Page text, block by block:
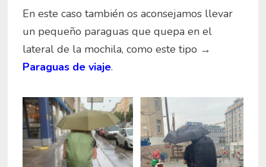
En este caso también os aconsejamos llevar
un pequeño paraguas que quepa en el
lateral de la mochila, como este tipo →
Paraguas de viaje.